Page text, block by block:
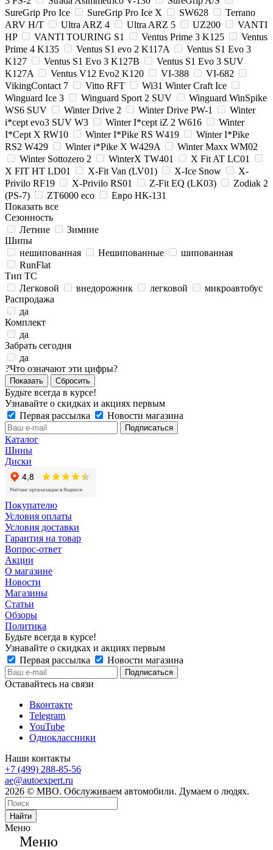
SureGrip Pro Ice
SureGrip Pro Ice X SW628
Terrano
ARV H/T
Ultra ARZ 4 Ultra ARZ 5 UZ200
VANTI
HP
VANTI TOURING S1 Ventus Prime 3 K125
Ventus
Prime 4 K135
Ventus S1 evo 2 K117A
Ventus S1 Evo 3
K127
Ventus S1 Evo 3 K127B
Ventus S1 Evo 3 SUV
K127A
Ventus V12 Evo2 K120 VI-388
VI-682
VikingContact 7
Vitto RFT
Wi31 Winter Craft Ice
Winguard Ice 3
Winguard Sport 2 SUV
Winguard WinSpike
WS6 SUV
Winter Drive 2 Winter Drive PW-1
Winter
i*cept evo3 SUV W3
Winter I*cept iZ 2 W616
Winter
I*Cept X RW10
Winter I*Pike RS W419
Winter I*Pike
RS2 W429
Winter i*Pike X W429A
Winter Maxx WM02
Winter Sottozero 2
WinterX TW401
X Fit AT LC01
X FIT HT LD01
X-Fit Van (LV01) X-Ice Snow
X-
Privilo RF19
X-Privilo RS01 Z-Fit EQ (LK03)
Zodiak 2
(PS-7)
ZT6000 eco
Евро НК-131
Показать все
Сезонность
Летние
Зимние
Шипы
нешипованная
Нешипованные
шипованная
RunFlat
Тип ТС
Легковой
внедорожник легковой
микроавтобус
Распродажа
да
Комплект
да
Забрать сегодня
да
?Что означают эти цифры?
Сбросить
Будьте всегда в курсе!
Узнавайте о скидках и акциях первым
Первая рассылка
Новости магазина
Каталог
Шины
Диски
Покупателю
Условия оплаты
Условия доставки
Гарантия на товар
Вопрос-ответ
Акции
О магазине
Новости
Магазины
Статьи
Обзоры
Политика
Будьте всегда в курсе!
Узнавайте о скидках и акциях первым
Первая рассылка
Новости магазина
Оставайтесь на связи
Вконтакте
Telegram
YouTube
Одноклассники
Наши контакты
+7 (499) 288-85-56
ae@autoexpert.ru
2026 © МВО. Обслуживаем автомобили. Думаем о людях.
Найти
Меню
Меню